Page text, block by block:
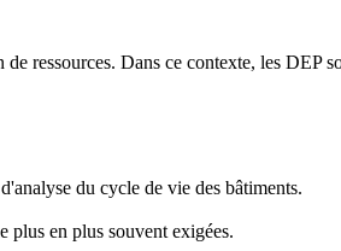
ressources. Dans ce contexte, les DEP
du cycle de vie des bâtiments.
plus en plus souvent exigées.